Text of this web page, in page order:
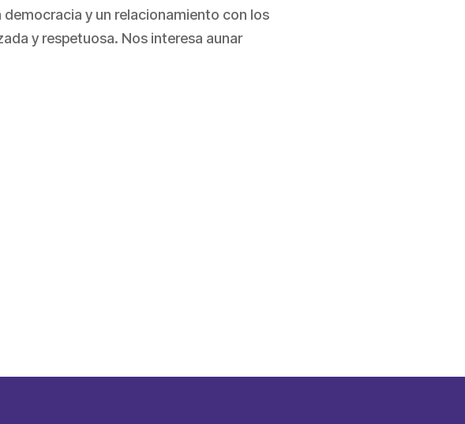
y un relacionamiento con los
y respetuosa. Nos interesa aunar